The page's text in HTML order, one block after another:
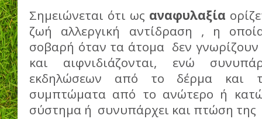
Σημειώνεται ότι ως αναφυλαξία
ζωή αλλεργική αντίδραση , η οποία
σοβαρή όταν τα άτομα δεν γνωρίζουν
και αιφνιδιάζονται, ενώ
εκδηλώσεων από το δέρμα και
συμπτώματα από το ανώτερο ή
σύστημα ή συνυπάρχει και πτώση της